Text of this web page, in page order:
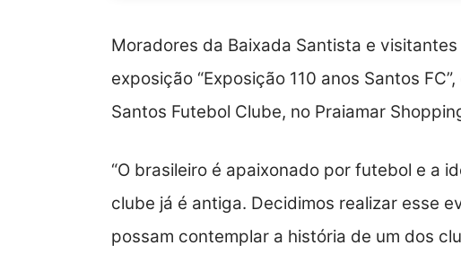
Moradores da Baixada Santista e
exposição “Exposição 110 anos Santos
Santos Futebol Clube, no Praiamar
“O brasileiro é apaixonado por futebol e a
clube já é antiga. Decidimos realizar esse
possam contemplar a história de um dos